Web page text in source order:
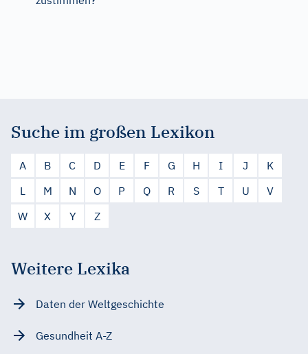
Suche im großen Lexikon
A B C D E F G H I J
K
L
M N O P Q R S T U
V
W
X Y Z
Weitere Lexika
Daten der Weltgeschichte
Gesundheit A-Z